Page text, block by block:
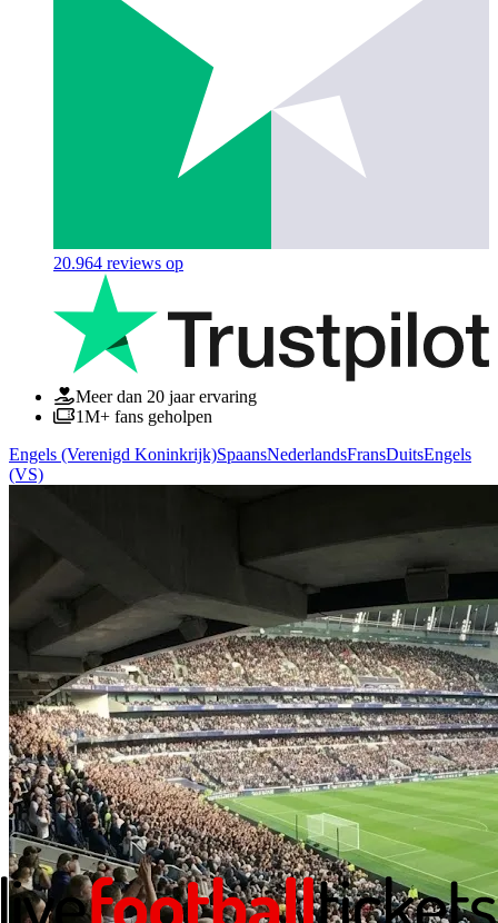
20.964 reviews op
Meer dan 20 jaar ervaring
1M+ fans geholpen
Engels (Verenigd Koninkrijk)SpaansNederlandsFransDuitsEngels
(VS)